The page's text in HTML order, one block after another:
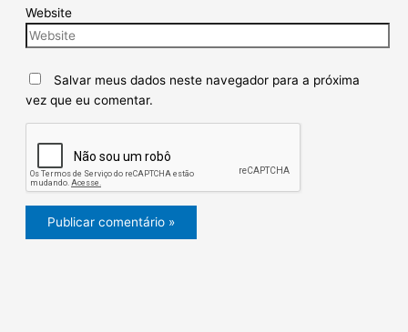
Website
Salvar meus dados neste navegador para a próxima
vez que eu comentar.